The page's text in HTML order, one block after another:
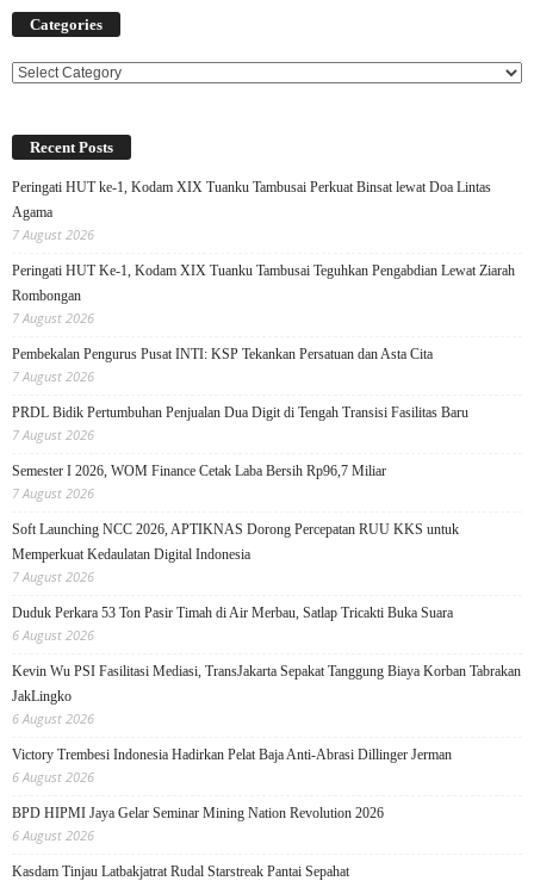
Categories
Categories
Recent Posts
Peringati HUT ke-1, Kodam XIX Tuanku Tambusai Perkuat Binsat lewat Doa Lintas
Agama
7 August 2026
Peringati HUT Ke-1, Kodam XIX Tuanku Tambusai Teguhkan Pengabdian Lewat Ziarah
Rombongan
7 August 2026
Pembekalan Pengurus Pusat INTI: KSP Tekankan Persatuan dan Asta Cita
7 August 2026
PRDL Bidik Pertumbuhan Penjualan Dua Digit di Tengah Transisi Fasilitas Baru
7 August 2026
Semester I 2026, WOM Finance Cetak Laba Bersih Rp96,7 Miliar
7 August 2026
Soft Launching NCC 2026, APTIKNAS Dorong Percepatan RUU KKS untuk
Memperkuat Kedaulatan Digital Indonesia
7 August 2026
Duduk Perkara 53 Ton Pasir Timah di Air Merbau, Satlap Tricakti Buka Suara
6 August 2026
Kevin Wu PSI Fasilitasi Mediasi, TransJakarta Sepakat Tanggung Biaya Korban Tabrakan
JakLingko
6 August 2026
Victory Trembesi Indonesia Hadirkan Pelat Baja Anti-Abrasi Dillinger Jerman
6 August 2026
BPD HIPMI Jaya Gelar Seminar Mining Nation Revolution 2026
6 August 2026
Kasdam Tinjau Latbakjatrat Rudal Starstreak Pantai Sepahat